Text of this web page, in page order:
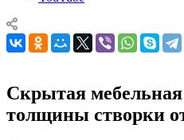
Скрытая
толщины створки